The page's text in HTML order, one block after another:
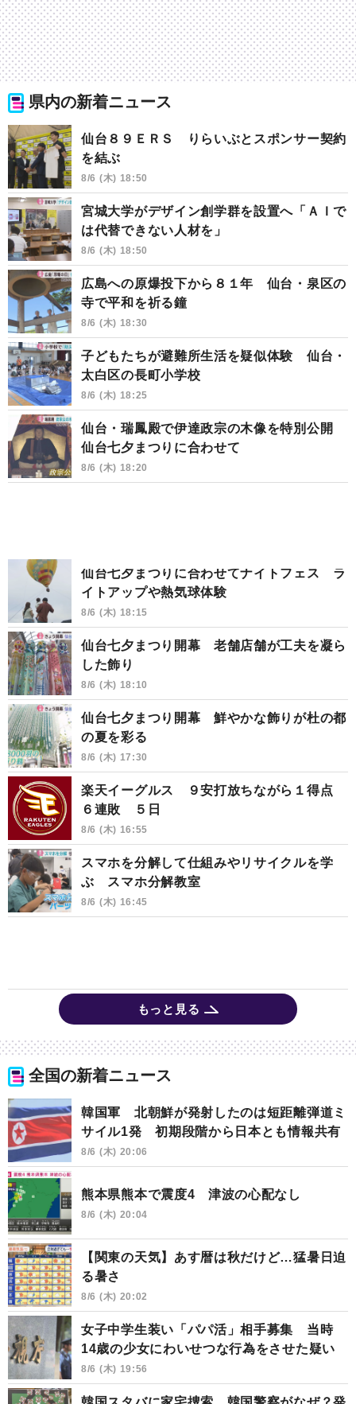
県内の新着ニュース
仙台８９ＥＲＳ りらいぶとスポンサー契約
を結ぶ
8/6 (木) 18:50
宮城大学がデザイン創学群を設置へ「ＡＩで
は代替できない人材を」
8/6 (木) 18:50
広島への原爆投下から８１年 仙台・泉区の
寺で平和を祈る鐘
8/6 (木) 18:30
子どもたちが避難所生活を疑似体験 仙台・
太白区の長町小学校
8/6 (木) 18:25
仙台・瑞鳳殿で伊達政宗の木像を特別公開
仙台七夕まつりに合わせて
8/6 (木) 18:20
仙台七夕まつりに合わせてナイトフェス ラ
イトアップや熱気球体験
8/6 (木) 18:15
仙台七夕まつり開幕 老舗店舗が工夫を凝ら
した飾り
8/6 (木) 18:10
仙台七夕まつり開幕 鮮やかな飾りが杜の都
の夏を彩る
8/6 (木) 17:30
楽天イーグルス ９安打放ちながら１得点
６連敗 ５日
8/6 (木) 16:55
スマホを分解して仕組みやリサイクルを学
ぶ スマホ分解教室
8/6 (木) 16:45
もっと見る
全国の新着ニュース
韓国軍 北朝鮮が発射したのは短距離弾道ミ
サイル1発 初期段階から日本とも情報共有
8/6 (木) 20:06
熊本県熊本で震度4 津波の心配なし
8/6 (木) 20:04
【関東の天気】あす暦は秋だけど…猛暑日迫
る暑さ
8/6 (木) 20:02
女子中学生装い「パパ活」相手募集 当時
14歳の少女にわいせつな行為をさせた疑い
8/6 (木) 19:56